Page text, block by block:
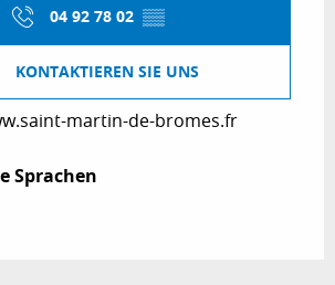
04 92 78 02 ▒▒
KONTAKTIEREN SIE UNS
martin-de-bromes.fr
Sprachen
Sprachen